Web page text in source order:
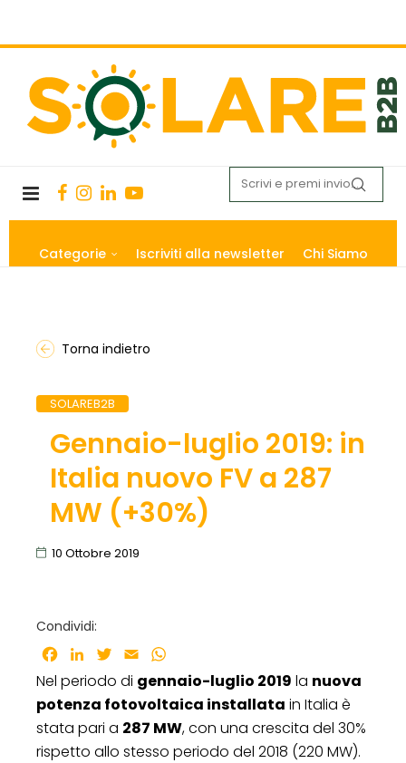
Categorie Iscriviti alla newsletter Chi Siamo
Torna indietro
SOLAREB2B
Gennaio-luglio 2019: in
Italia nuovo FV a 287
MW (+30%)
10 Ottobre 2019
Condividi:
Facebook
LinkedInTwitter
Email
Nel periodo di gennaio-luglio 2019 la nuova
potenza fotovoltaica installata in Italia è
stata pari a 287 MW, con una crescita del 30%
rispetto allo stesso periodo del 2018 (220 MW).